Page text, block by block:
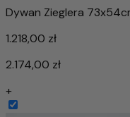
Dywan Zieglera
1.218,00 zł
2.174,00 zł
+